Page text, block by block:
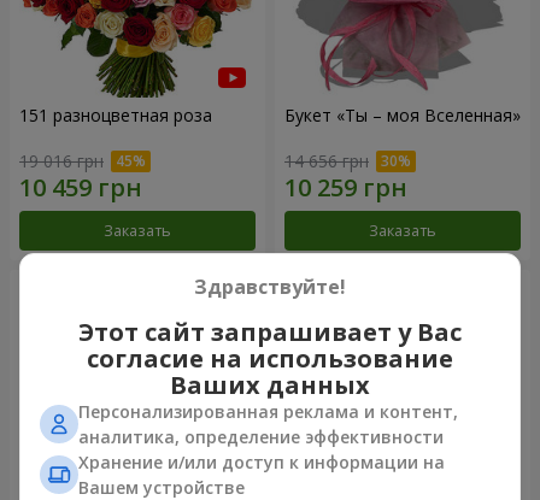
151 разноцветная роза
19 016 грн
Заказать
Букет «Ты – моя Вселенная»
14 656 грн
Заказать
Здравствуйте!
Этот сайт запрашивает у Вас
согласие на использование
Ваших данных
Персонализированная реклама и контент,
аналитика, определение эффективности
Хранение и/или доступ к информации на
Вашем устройстве